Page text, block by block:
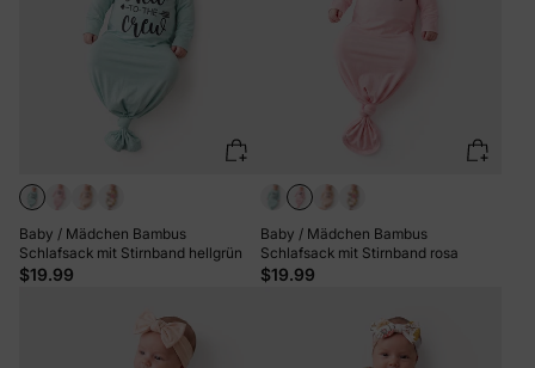
Baby / Mädchen Bambus
Schlafsack mit Stirnband hellgrün
$19.99
Baby / Mädchen Bambus
Schlafsack mit Stirnband rosa
$19.99
zu